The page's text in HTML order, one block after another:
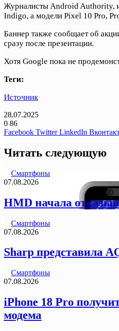
Журналисты Android Authority,
Indigo, а модели Pixel 10 Pro,
Баннер также сообщает об
сразу после презентации.
Хотя Google пока не
Теги:
Источник
28.07.2025
0 86
Facebook Twitter LinkedIn
Читать следующую
Смартфоны
07.08.2026
HMD начала
Смартфоны
07.08.2026
Sharp представила
Смартфоны
07.08.2026
iPhone 18 Pro
модема